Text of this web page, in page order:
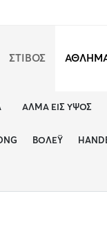
ΣΤΙΒΟΣ
ΆΛΜΑ ΕΙΣ ΎΨΟΣ
ΒΌΛΕΫ